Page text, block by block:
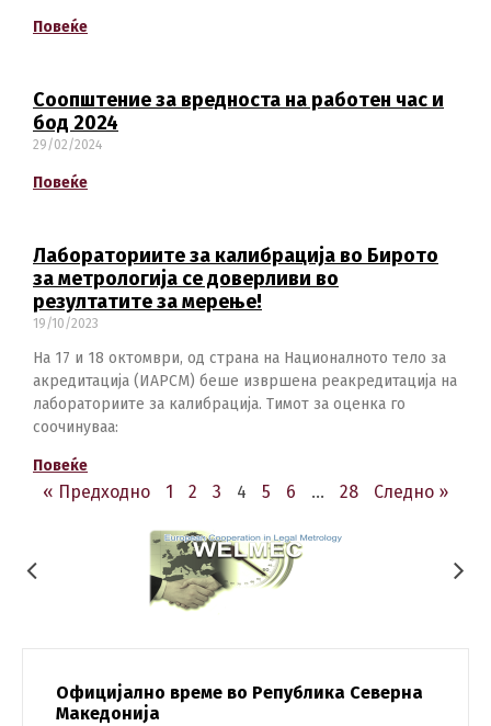
Повеќе
Соопштение за вредноста на работен час и
бод 2024
29/02/2024
Повеќе
Лабораториите за калибрација во Бирото
за метрологија се доверливи во
резултатите за мерење!
19/10/2023
На 17 и 18 октомври, од страна на Националното тело за
акредитација (ИАРСМ) беше извршена реакредитација на
лабораториите за калибрација. Тимот за оценка го
соочинуваа:
Повеќе
« Предходно 1 2 3 4 5 6 … 28 Следно »
Официјално време во Република Северна
Македонија
English